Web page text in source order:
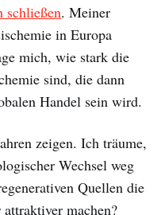
schließen. Meiner
in Europa
mich, wie stark die
sind, die dann
Handel sein wird.
zeigen. Ich träume,
Wechsel weg
Quellen die
machen?